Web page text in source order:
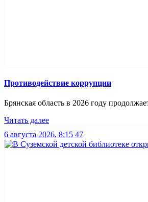
Противодействие коррупции
Брянская область в 2026 году
Читать далее
6 августа 2026, 8:15 47